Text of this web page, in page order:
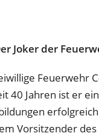
Joker der
Feuerwehr
40 Jahren ist er
Vorsitzender des